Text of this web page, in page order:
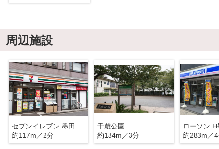
周辺施設
約117m／2分
千歳公園
約184m／3分
約283m／